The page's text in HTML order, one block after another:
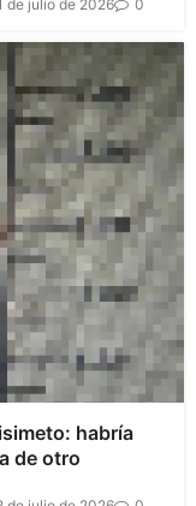
de julio de 2026 0
habría
de otro